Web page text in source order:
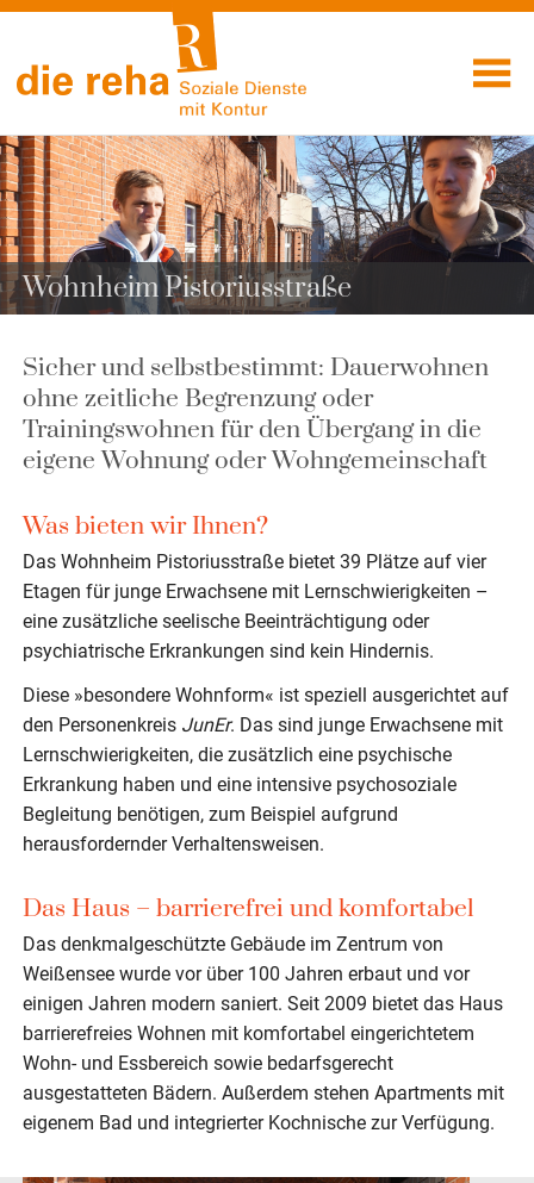
Skip
content
Visuelle
öffnen.
Soziale
Dienste mit
Kontur
Wohnheim Pistoriusstraße
Sicher und selbstbestimmt: Dauerwohnen
ohne zeitliche Begrenzung oder
Trainingswohnen für den Übergang in die
eigene Wohnung oder Wohngemeinschaft
Was bieten wir Ihnen?
Das Wohnheim Pistoriusstraße bietet 39 Plätze auf vier
Etagen für junge Erwachsene mit Lernschwierigkeiten –
eine zusätzliche seelische Beeinträchtigung oder
psychiatrische Erkrankungen sind kein Hindernis.
Diese »besondere Wohnform« ist speziell ausgerichtet auf
den Personenkreis JunEr. Das sind junge Erwachsene mit
Lernschwierigkeiten, die zusätzlich eine psychische
Erkrankung haben und eine intensive psychosoziale
Begleitung benötigen, zum Beispiel aufgrund
herausfordernder Verhaltensweisen.
Das Haus – barrierefrei und komfortabel
Das denkmalgeschützte Gebäude im Zentrum von
Weißensee wurde vor über 100 Jahren erbaut und vor
einigen Jahren modern saniert. Seit 2009 bietet das Haus
barrierefreies Wohnen mit komfortabel eingerichtetem
Wohn- und Essbereich sowie bedarfsgerecht
ausgestatteten Bädern. Außerdem stehen Apartments mit
eigenem Bad und integrierter Kochnische zur Verfügung.